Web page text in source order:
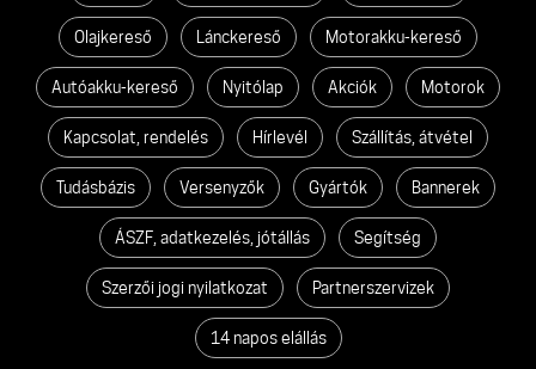
Olajkereső Lánckereső Motorakku-kereső
Autóakku-kereső Nyitólap Akciók Motorok
Kapcsolat, rendelés Hírlevél Szállítás, átvétel
Tudásbázis Versenyzők Gyártók Bannerek
ÁSZF, adatkezelés, jótállás Segítség
Szerzői jogi nyilatkozat Partnerszervizek
14 napos elállás